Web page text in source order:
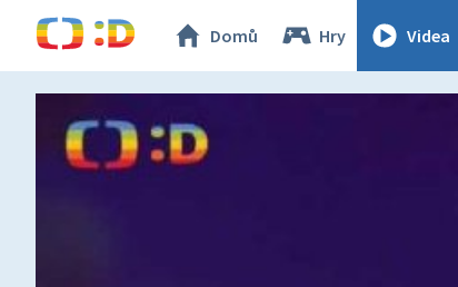
Domů Hry Videa